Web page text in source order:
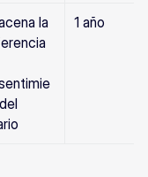
la
1 año